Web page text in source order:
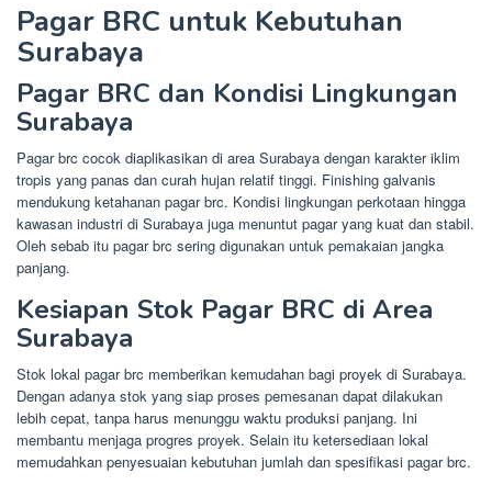
Pagar BRC untuk Kebutuhan
Surabaya
Pagar BRC dan Kondisi Lingkungan
Surabaya
Pagar brc cocok diaplikasikan di area Surabaya dengan karakter iklim
tropis yang panas dan curah hujan relatif tinggi. Finishing galvanis
mendukung ketahanan pagar brc. Kondisi lingkungan perkotaan hingga
kawasan industri di Surabaya juga menuntut pagar yang kuat dan stabil.
Oleh sebab itu pagar brc sering digunakan untuk pemakaian jangka
panjang.
Kesiapan Stok Pagar BRC di Area
Surabaya
Stok lokal pagar brc memberikan kemudahan bagi proyek di Surabaya.
Dengan adanya stok yang siap proses pemesanan dapat dilakukan
lebih cepat, tanpa harus menunggu waktu produksi panjang. Ini
membantu menjaga progres proyek. Selain itu ketersediaan lokal
memudahkan penyesuaian kebutuhan jumlah dan spesifikasi pagar brc.